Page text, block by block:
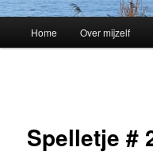
Skip
content
Home Over mijzelf
Spelletje #